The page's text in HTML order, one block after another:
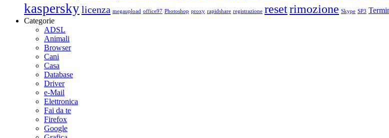
kasperskylicenza megaupload office97 Photoshop proxy rapidshare registrazione resetrimozione Skype SP3
Categorie
ADSL
Animali
Browser
Cani
Casa
Database
Driver
e-Mail
Elettronica
Fai da te
Firefox
Google